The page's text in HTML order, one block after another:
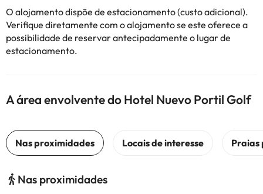
O alojamento dispõe de estacionamento (custo adicional).
Verifique diretamente com o alojamento se este oferece a
possibilidade de reservar antecipadamente o lugar de
estacionamento.
A área envolvente do Hotel Nuevo Portil Golf
Nas proximidades